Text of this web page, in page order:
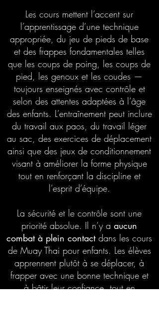
Les cours mettent l’accent sur
l’apprentissage d’une technique
appropriée, du jeu de pieds de base
et des frappes fondamentales telles
que les coups de poing, les coups de
pied, les genoux et les coudes —
toujours enseignés avec contrôle et
selon des attentes adaptées à l’âge
des enfants. L’entraînement peut inclure
du travail aux paos, du travail léger
au sac, des exercices de déplacement
ainsi que des jeux de conditionnement
visant à améliorer la forme physique
tout en renforçant la discipline et
l’esprit d’équipe.
La sécurité et le contrôle sont une
priorité absolue. Il n’y a aucun
combat à plein contactdans les cours
de Muay Thai pour enfants. Les élèves
apprennent plutôt à se déplacer, à
frapper avec une bonne technique et
à bâtir leur confiance, tout en